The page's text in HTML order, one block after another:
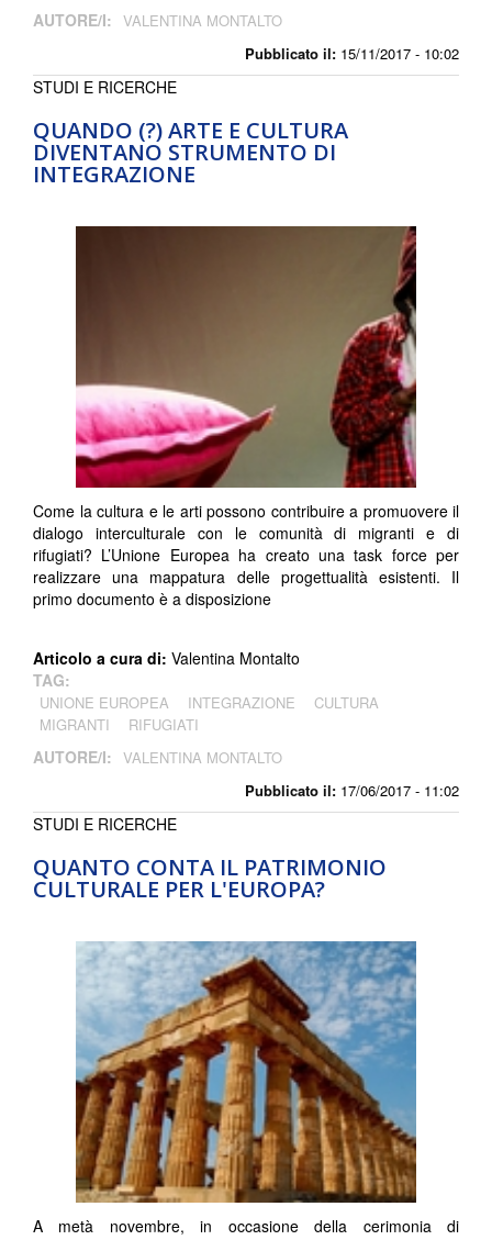
Pubblicato il: 15/11/2017 - 10:02
AUTORE/I: VALENTINA MONTALTO
QUANDO (?) ARTE E CULTURA
DIVENTANO STRUMENTO DI
INTEGRAZIONE
Pubblicato il: 17/06/2017 - 11:02
STUDI E RICERCHE
Come la cultura e le arti possono contribuire a promuovere il
dialogo interculturale con le comunità di migranti e di
rifugiati? L’Unione Europea ha creato una task force per
realizzare una mappatura delle progettualità esistenti. Il
primo documento è a disposizione
Articolo a cura di: Valentina Montalto
TAG:
UNIONE EUROPEA INTEGRAZIONE
CULTURA
MIGRANTI
RIFUGIATI
AUTORE/I: VALENTINA MONTALTO
QUANTO CONTA IL PATRIMONIO
CULTURALE PER L'EUROPA?
STUDI E RICERCHE
A metà novembre, in occasione della cerimonia di